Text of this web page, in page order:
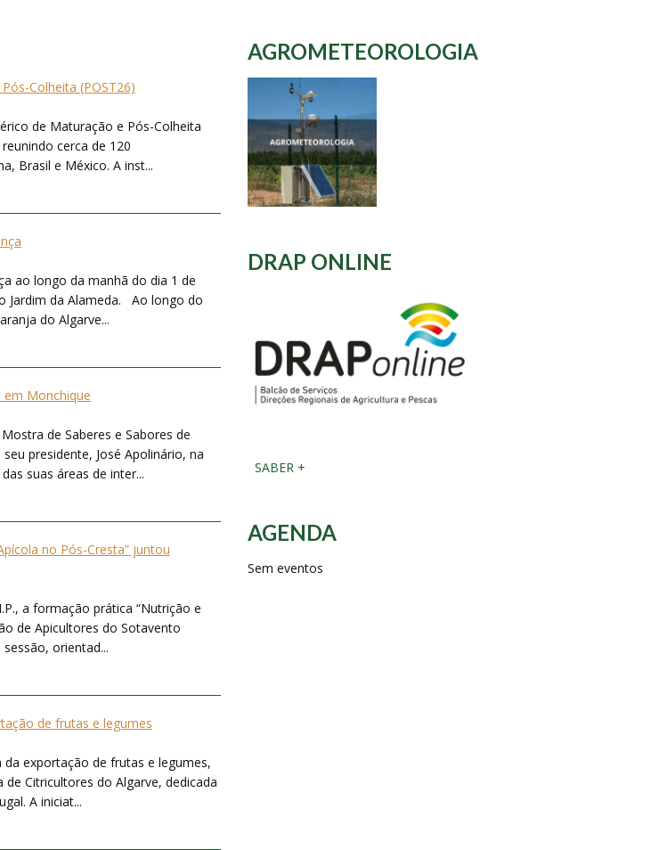
Colheita (POST26)
de Maturação e Pós-Colheita
cerca de 120
Brasil e México. A inst...
ao longo da manhã do dia 1 de
Jardim da Alameda. Ao longo do
do Algarve...
em Monchique
de Saberes e Sabores de
presidente, José Apolinário, na
suas áreas de inter...
no Pós-Cresta” juntou
a formação prática “Nutrição e
de Apicultores do Sotavento
orientad...
de frutas e legumes
exportação de frutas e legumes,
Citricultores do Algarve, dedicada
A iniciat...
AGROMETEOROLOGIA
DRAP ONLINE
SABER +
AGENDA
Sem eventos